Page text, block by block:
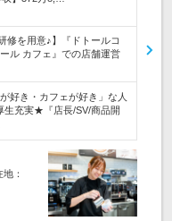
修を用意♪】『ドトールコ
ル カフェ』での店舗運営
好き・カフェが好き」な人
充実★『店長/SV/商品開
：